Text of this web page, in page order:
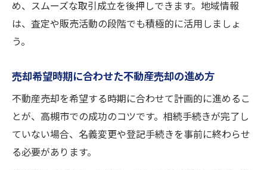
め、スムーズな取引成立を後押しできます。地域情報
は、査定や販売活動の段階でも積極的に活用しましょ
う。
売却希望時期に合わせた不動産売却の進め方
不動産売却を希望する時期に合わせて計画的に進めるこ
とが、高槻市での成功のコツです。相続手続きが完了し
ていない場合、名義変更や登記手続きを事前に終わらせ
る必要があります。